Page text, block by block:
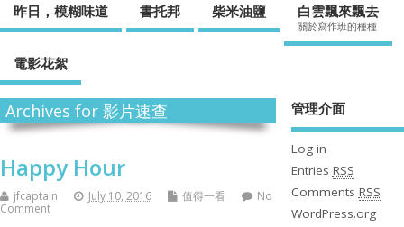
昨日，模糊味道 書托邦 柴米油鹽 白雲飄來飄去
關於寫作班的種種
電影花絮
Archives for 影片速查
Happy Hour
jfcaptain July 10, 2016 值得一看
No
Comment
管理介面
Log in
Entries RSS
Comments RSS
WordPress.org